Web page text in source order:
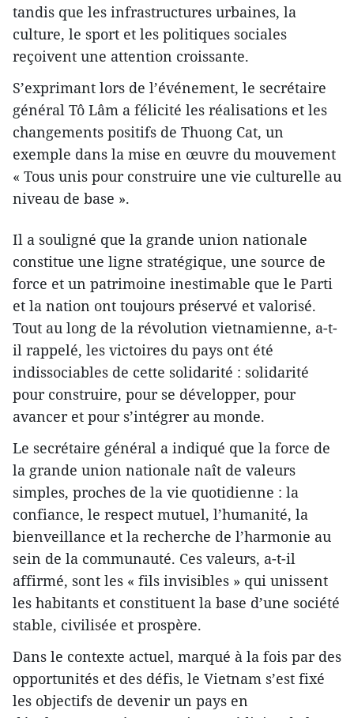
tandis que les infrastructures urbaines, la
culture, le sport et les politiques sociales
reçoivent une attention croissante.
S’exprimant lors de l’événement, le secrétaire
général Tô Lâm a félicité les réalisations et les
changements positifs de Thuong Cat, un
exemple dans la mise en œuvre du mouvement
« Tous unis pour construire une vie culturelle au
niveau de base ».
Il a souligné que la grande union nationale
constitue une ligne stratégique, une source de
force et un patrimoine inestimable que le Parti
et la nation ont toujours préservé et valorisé.
Tout au long de la révolution vietnamienne, a-t-
il rappelé, les victoires du pays ont été
indissociables de cette solidarité : solidarité
pour construire, pour se développer, pour
avancer et pour s’intégrer au monde.
Le secrétaire général a indiqué que la force de
la grande union nationale naît de valeurs
simples, proches de la vie quotidienne : la
confiance, le respect mutuel, l’humanité, la
bienveillance et la recherche de l’harmonie au
sein de la communauté. Ces valeurs, a-t-il
affirmé, sont les « fils invisibles » qui unissent
les habitants et constituent la base d’une société
stable, civilisée et prospère.
Dans le contexte actuel, marqué à la fois par des
opportunités et des défis, le Vietnam s’est fixé
les objectifs de devenir un pays en